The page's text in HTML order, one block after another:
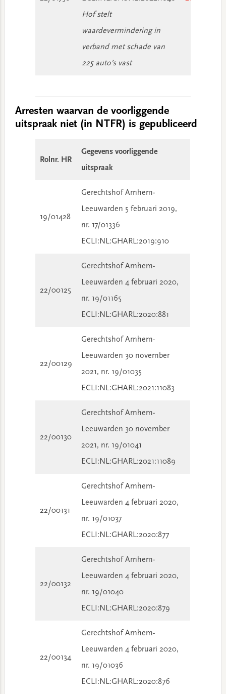
Hof stelt
waardevermindering in
verband met schade van
225 auto’s vast
Arresten waarvan de voorliggende
uitspraak niet (in NTFR) is gepubliceerd
Rolnr. HR
Gegevens voorliggende
uitspraak
19/01428
Gerechtshof Arnhem-
Leeuwarden 5 februari 2019,
nr. 17/01336
ECLI:NL:GHARL:2019:910
22/00125
Gerechtshof Arnhem-
Leeuwarden 4 februari 2020,
nr. 19/01165
ECLI:NL:GHARL:2020:881
22/00129
Gerechtshof Arnhem-
Leeuwarden 30 november
2021, nr. 19/01035
ECLI:NL:GHARL:2021:11083
22/00130
Gerechtshof Arnhem-
Leeuwarden 30 november
2021, nr. 19/01041
ECLI:NL:GHARL:2021:11089
22/00131
Gerechtshof Arnhem-
Leeuwarden 4 februari 2020,
nr. 19/01037
ECLI:NL:GHARL:2020:877
22/00132
Gerechtshof Arnhem-
Leeuwarden 4 februari 2020,
nr. 19/01040
ECLI:NL:GHARL:2020:879
22/00134
Gerechtshof Arnhem-
Leeuwarden 4 februari 2020,
nr. 19/01036
ECLI:NL:GHARL:2020:876